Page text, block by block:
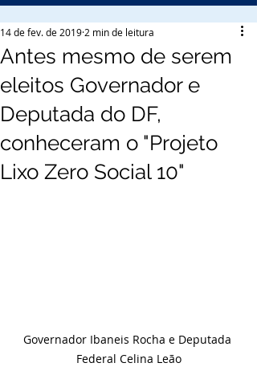
Antes mesmo de serem
eleitos Governador e
Deputada do DF,
conheceram o "Projeto
Lixo Zero Social 10"
14 de fev. de 2019 2 min de leitura
Governador Ibaneis Rocha e Deputada
Federal Celina Leão